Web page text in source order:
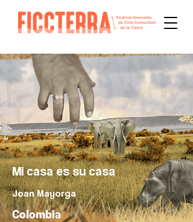
Mi casa es su casa
Joan Mayorga
Colombia